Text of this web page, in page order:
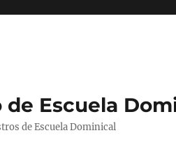
de Escuela
de Escuela Dominical